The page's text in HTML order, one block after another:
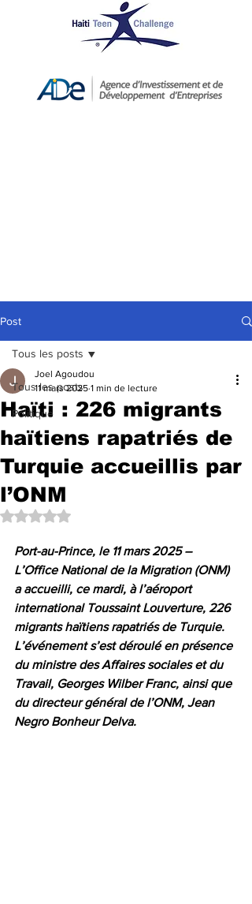
Post
Tous les posts
Politique
Tous les posts
Haïti : 226 migrants
haïtiens rapatriés de
Turquie accueillis par
l’ONM
Joel Agoudou
11 mars 2025 1 min de lecture
Noté NaN étoiles sur 5.
Port-au-Prince, le 11 mars 2025 –
L’Office National de la Migration (ONM)
a accueilli, ce mardi, à l’aéroport
international Toussaint Louverture, 226
migrants haïtiens rapatriés de Turquie.
L’événement s’est déroulé en présence
du ministre des Affaires sociales et du
Travail, Georges Wilber Franc, ainsi que
du directeur général de l’ONM, Jean
Negro Bonheur Delva.